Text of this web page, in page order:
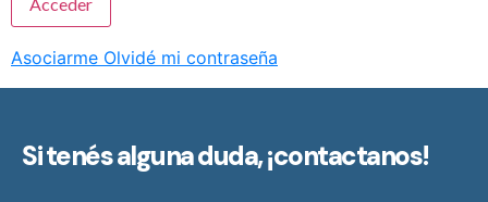
Asociarme Olvidé mi contraseña
Si tenés alguna duda,¡contactanos!